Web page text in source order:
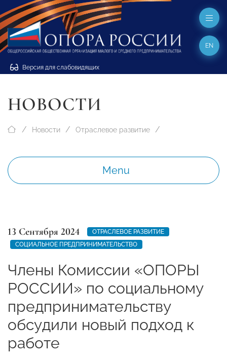
Версия для слабовидящих
EN
НОВОСТИ
Новости Отраслевое развитие
Menu
13 Сентября 2024
ОТРАСЛЕВОЕ РАЗВИТИЕ
СОЦИАЛЬНОЕ ПРЕДПРИНИМАТЕЛЬСТВО
Члены Комиссии «ОПОРЫ
РОССИИ» по социальному
предпринимательству
обсудили новый подход к
работе